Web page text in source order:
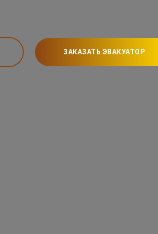
ЗАКАЗАТЬ ЭВАКУАТОР